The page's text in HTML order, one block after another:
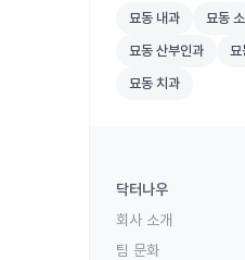
묘동 내과 병원 검
묘동 내과 묘동
묘동
묘동 산부인과 병
묘동 산부인과 묘
묘
묘동 치과 병원 검
묘동 치과
닥터나우
회사 소개
팀 문화